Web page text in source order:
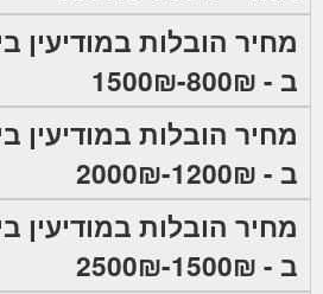
ב - 800₪-1500₪
ב - 1200₪-2000₪
ב - 1500₪-2500₪